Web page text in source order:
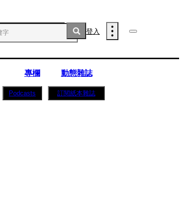
登入
專欄
動態雜誌
Podcasts 訂閱紙本雜誌